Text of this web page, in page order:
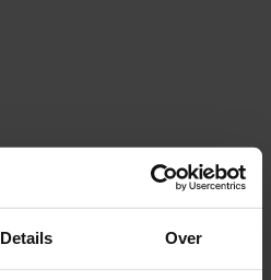
Details Over